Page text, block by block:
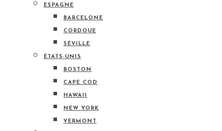
ESPAGNE
BARCELONE
CORDOUE
SÉVILLE
ÉTATS-UNIS
BOSTON
CAPE COD
HAWAII
NEW YORK
VERMONT